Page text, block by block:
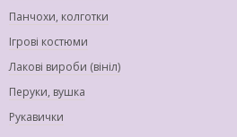
Панчохи, колготки
Ігрові костюми
Лакові вироби (вініл)
Перуки, вушка
Рукавички